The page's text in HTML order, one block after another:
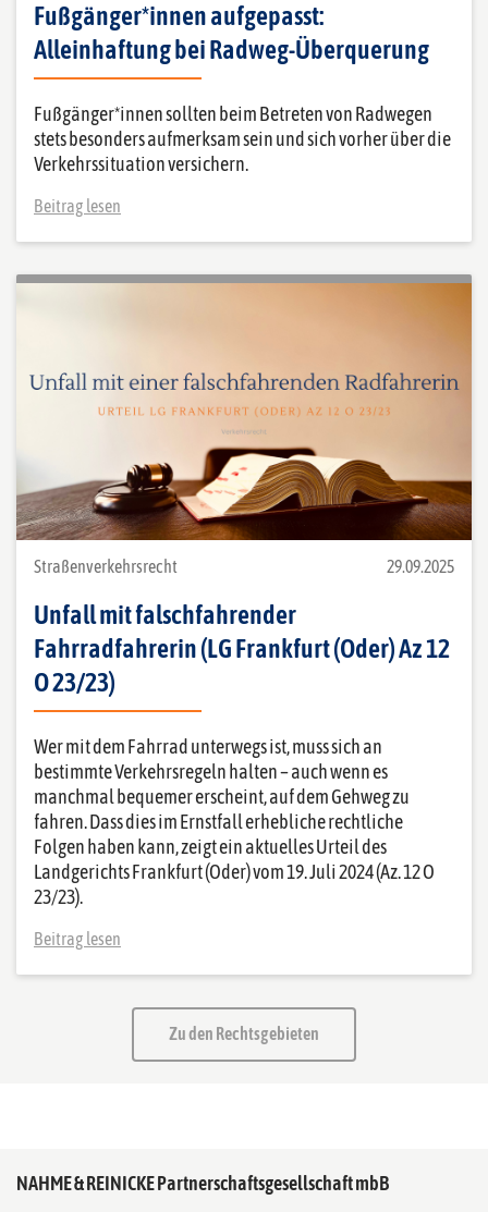
Fußgänger*innen aufgepasst:
Alleinhaftung bei Radweg-Überquerung
Fußgänger*innen sollten beim Betreten von Radwegen
stets besonders aufmerksam sein und sich vorher über die
Verkehrssituation versichern.
Beitrag lesen
Straßenverkehrsrecht 29.09.2025
Unfall mit falschfahrender
Fahrradfahrerin (LG Frankfurt (Oder) Az 12
O 23/23)
Wer mit dem Fahrrad unterwegs ist, muss sich an
bestimmte Verkehrsregeln halten – auch wenn es
manchmal bequemer erscheint, auf dem Gehweg zu
fahren. Dass dies im Ernstfall erhebliche rechtliche
Folgen haben kann, zeigt ein aktuelles Urteil des
Landgerichts Frankfurt (Oder) vom 19. Juli 2024 (Az. 12 O
23/23).
Beitrag lesen
Zu den Rechtsgebieten
NAHME & REINICKE Partnerschaftsgesellschaft mbB